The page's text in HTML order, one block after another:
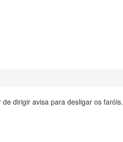
dirigir avisa para desligar os faróis.